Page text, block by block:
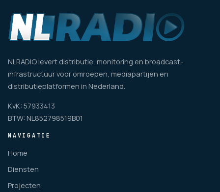
NLRADIO levert distributie, monitoring en broadcast-
infrastructuur voor omroepen, mediapartijen en
distributieplatformen in Nederland.
KvK: 57933413
BTW: NL852798519B01
NAVIGATIE
Home
Diensten
Projecten